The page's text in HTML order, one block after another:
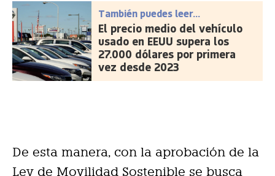
También puedes leer...
El precio medio del vehículo
usado en EEUU supera los
27.000 dólares por primera
vez desde 2023
De esta manera, con la aprobación de la
Ley de Movilidad Sostenible se busca